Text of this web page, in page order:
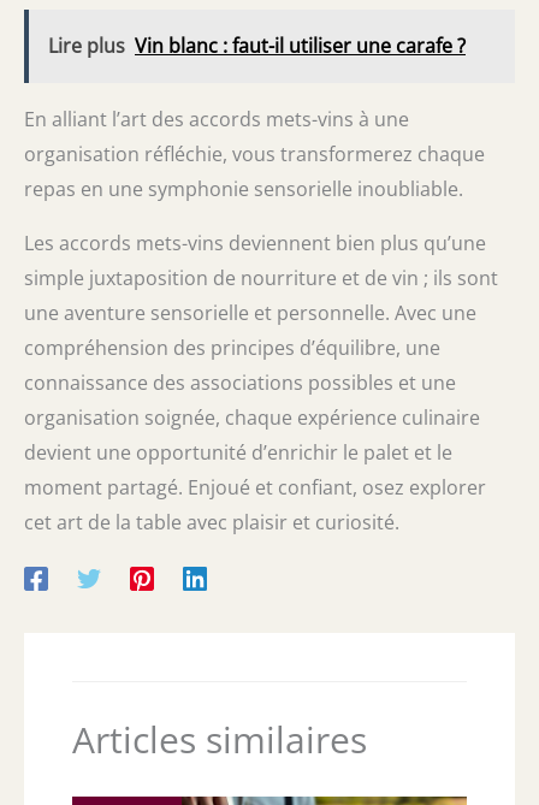
Lire plus Vin blanc : faut-il utiliser une carafe ?
En alliant l’art des accords mets-vins à une
organisation réfléchie, vous transformerez chaque
repas en une symphonie sensorielle inoubliable.
Les accords mets-vins deviennent bien plus qu’une
simple juxtaposition de nourriture et de vin ; ils sont
une aventure sensorielle et personnelle. Avec une
compréhension des principes d’équilibre, une
connaissance des associations possibles et une
organisation soignée, chaque expérience culinaire
devient une opportunité d’enrichir le palet et le
moment partagé. Enjoué et confiant, osez explorer
cet art de la table avec plaisir et curiosité.
Articles similaires